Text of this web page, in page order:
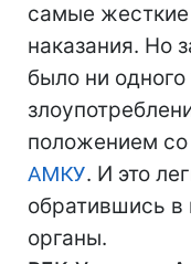
самые
наказания. Но
было ни одного
положением со
АМКУ. И это
обратившись в
органы.